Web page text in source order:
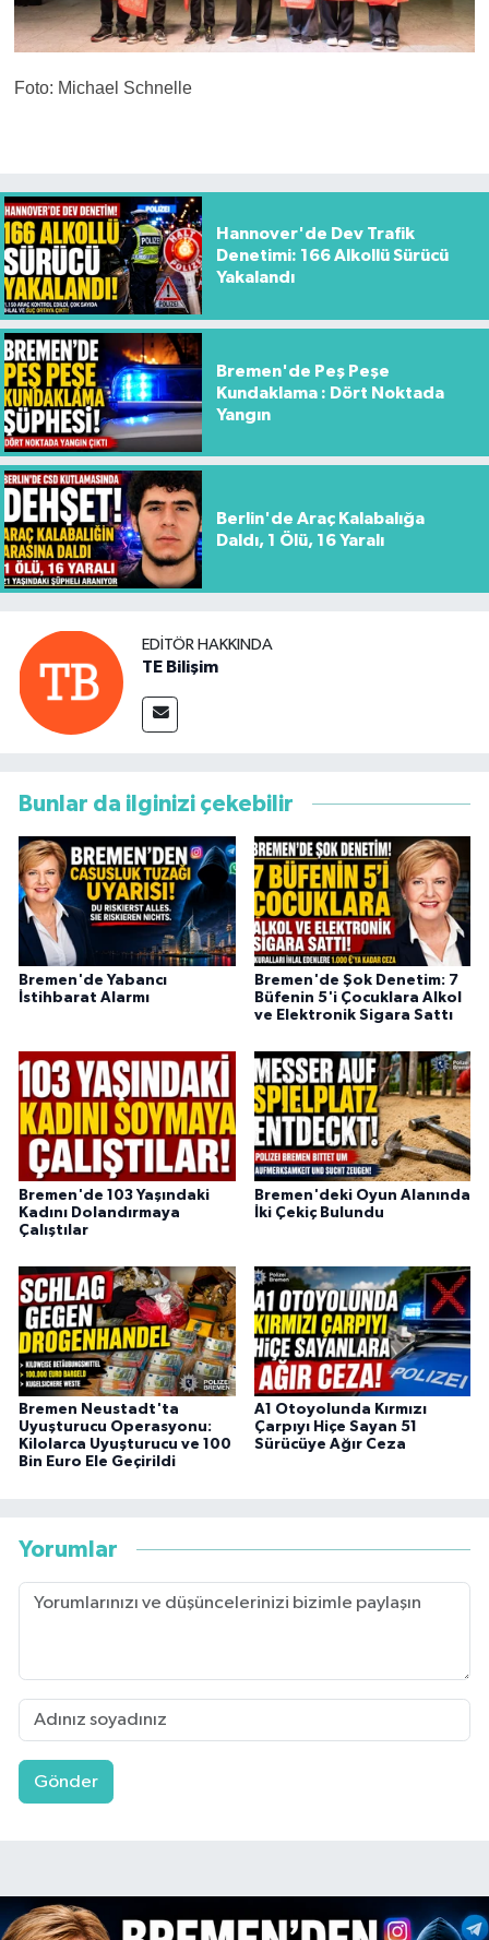
Foto: Michael Schnelle
Hannover'de Dev Trafik
Denetimi: 166 Alkollü Sürücü
Yakalandı
Bremen'de Peş Peşe
Kundaklama : Dört Noktada
Yangın
Berlin'de Araç Kalabalığa
Daldı, 1 Ölü, 16 Yaralı
EDITÖR HAKKINDA
TE Bilişim
Bunlar da ilginizi çekebilir
Bremen'de Yabancı
İstihbarat Alarmı
Bremen'de Şok Denetim: 7
Büfenin 5'i Çocuklara Alkol
ve Elektronik Sigara Sattı
Bremen'de 103 Yaşındaki
Kadını Dolandırmaya
Çalıştılar
Bremen'deki Oyun Alanında
İki Çekiç Bulundu
Bremen Neustadt'ta
Uyuşturucu Operasyonu:
Kilolarca Uyuşturucu ve 100
Bin Euro Ele Geçirildi
A1 Otoyolunda Kırmızı
Çarpıyı Hiçe Sayan 51
Sürücüye Ağır Ceza
Yorumlar
Gönder